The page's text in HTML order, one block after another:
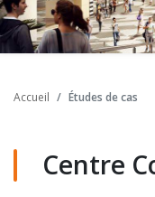
Accueil Études de cas
Centre